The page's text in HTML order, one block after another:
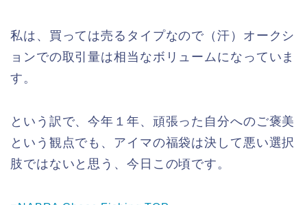
私は、買っては売るタイプなので（汗）オークシ
ョンでの取引量は相当なボリュームになっていま
す。
という訳で、今年１年、頑張った自分へのご褒美
という観点でも、アイマの福袋は決して悪い選択
肢ではないと思う、今日この頃です。